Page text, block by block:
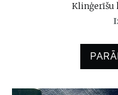
Klinģerīšu